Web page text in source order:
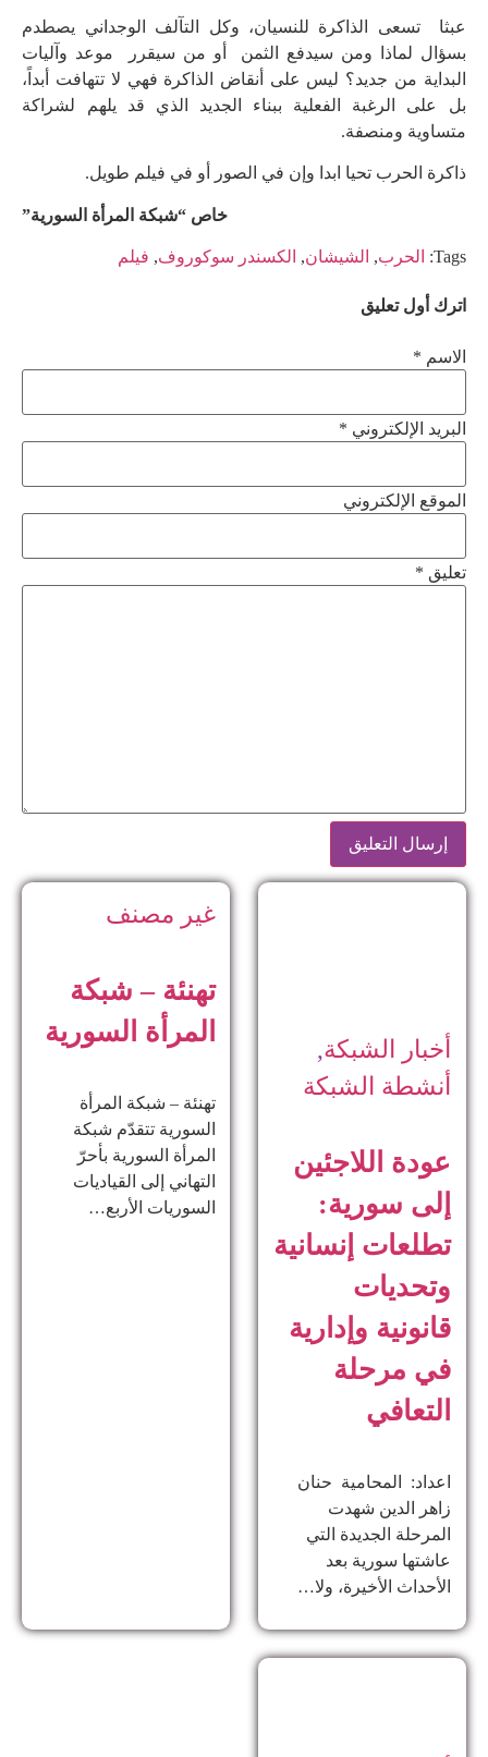
عبثا تسعى الذاكرة للنسيان، وكل التآلف الوجداني يصطدم
بسؤال لماذا ومن سيدفع الثمن أو من سيقرر موعد وآليات
البداية من جديد؟ ليس على أنقاض الذاكرة فهي لا تتهافت أبداً،
بل على الرغبة الفعلية ببناء الجديد الذي قد يلهم لشراكة
متساوية ومنصفة.
ذاكرة الحرب تحيا ابدا وإن في الصور أو في فيلم طويل.
خاص “شبكة المرأة السورية”
Tags: الحرب, الشيشان, الكسندر سوكوروف, فيلم
اترك أول تعليق
الاسم *
البريد الإلكتروني *
الموقع الإلكتروني
تعليق *
أخبار الشبكة,
أنشطة الشبكة
عودة اللاجئين
إلى سورية:
تطلعات إنسانية
وتحديات
قانونية وإدارية
في مرحلة
التعافي
اعداد: المحامية حنان
زاهر الدين ​شهدت
المرحلة الجديدة التي
عاشتها سورية بعد
الأحداث الأخيرة، ولا…
غير مصنف
تهنئة – شبكة
المرأة السورية
تهنئة – شبكة المرأة
السورية تتقدّم شبكة
المرأة السورية بأحرّ
التهاني إلى القياديات
السوريات الأربع…